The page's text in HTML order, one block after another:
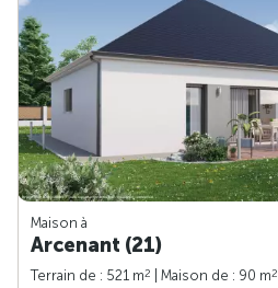
Maison à
Arcenant (21)
Terrain de : 521 m2 | Maison de : 90 m2